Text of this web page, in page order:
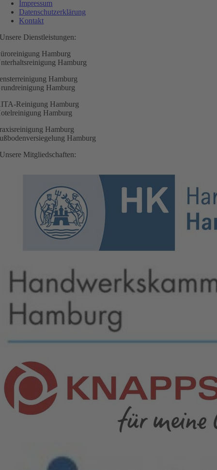
Impressum
Datenschutzerklärung
Kontakt
Unsere Dienstleistungen:
Hamburg
Hamburg
Hamburg
Hamburg
Reinigung Hamburg
Hamburg
Hamburg
Hamburg
Unsere Mitgliedschaften: